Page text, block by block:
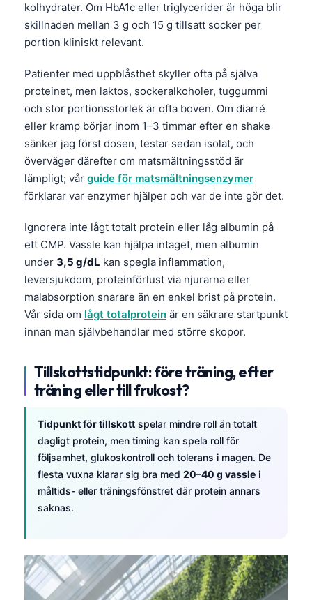
kolhydrater. Om HbA1c eller triglycerider är höga blir
skillnaden mellan 3 g och 15 g tillsatt socker per
portion kliniskt relevant.
Patienter med uppblåsthet skyller ofta på själva
proteinet, men laktos, sockeralkoholer, tuggummi
och stor portionsstorlek är ofta boven. Om diarré
eller kramp börjar inom 1–3 timmar efter en shake
sänker jag först dosen, testar sedan isolat, och
överväger därefter om matsmältningsstöd är
lämpligt; vår guide för matsmältningsenzymer
förklarar var enzymer hjälper och var de inte gör det.
Ignorera inte lågt totalt protein eller låg albumin på
ett CMP. Vassle kan hjälpa intaget, men albumin
under 3,5 g/dL kan spegla inflammation,
leversjukdom, proteinförlust via njurarna eller
malabsorption snarare än en enkel brist på protein.
Vår sida om lågt totalprotein är en säkrare startpunkt
innan man självbehandlar med större skopor.
Tillskottstidpunkt: före träning, efter
träning eller till frukost?
Tidpunkt för tillskott spelar mindre roll än totalt
dagligt protein, men timing kan spela roll för
följsamhet, glukoskontroll och tolerans i magen. De
flesta vuxna klarar sig bra med 20–40 g vassle i
måltids- eller träningsfönstret där protein annars
saknas.
O‘zbekcha
Català
Hrvatski
Slovenčina
پښتو
සිංහල
Galego
Latviešu valoda
Македонски јазик
Euskara
Gàidhlig
Occitan
العربية المغربية
Afrikaans
Монгол
ພາສາລາວ
Basa Jawa
Кыргызча
Татар теле